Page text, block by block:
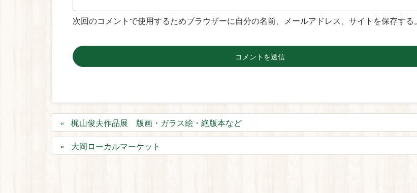
次回のコメントで使用するためブラウザーに自分の名前、メールアドレス、サイトを保存する。
梶山俊夫作品展 版画・ガラス絵・絶版本など
大岡ローカルマーケット